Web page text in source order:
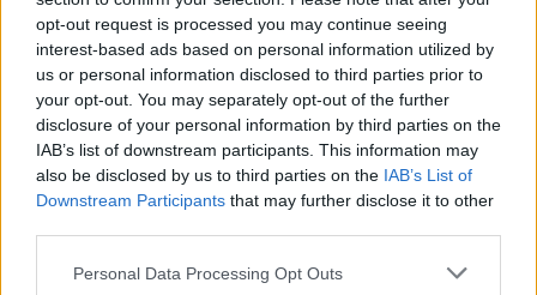
opt-out request is processed you may continue seeing
interest-based ads based on personal information utilized by
us or personal information disclosed to third parties prior to
your opt-out. You may separately opt-out of the further
disclosure of your personal information by third parties on the
IAB’s list of downstream participants. This information may
also be disclosed by us to third parties on the IAB’s List of
Downstream Participants that may further disclose it to other
Personal Data Processing Opt Outs
10:37
ΑΥΤΟΔΙΟΙΚΗΣΗ
Η εβδομαδιαία ανασκόπηση Καλοκαιρινού –
Στο επίκεντρο σχολεία, έργα και θερμική
προστασία
10:26
ΚΟΣΜΟΣ
τουρκικό στρατό
ΑΘΛΗΤΙΚΑ
«Γκέλα» για τη Σπόρτινγκ παρά το
γκολ του Φώτη Ιωαννίδη (βίντεο)